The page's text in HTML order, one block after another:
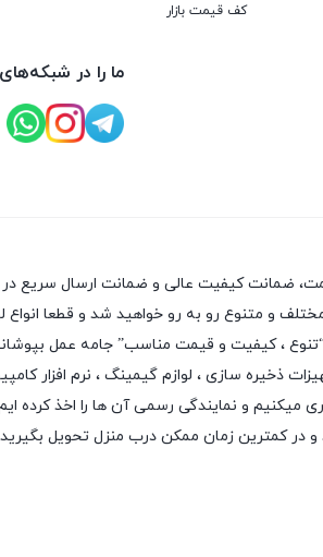
کف قیمت بازار
ما را در
ضمانت کیفیت عالی و ضمانت ارسال سریع در
و متنوع رو به رو خواهید شد و قطعا انواع
، کیفیت و قیمت مناسب” جامه عمل
ذخیره سازی ، لوازم گیمینگ ، نرم افزار
میکنیم و نمایندگی رسمی آن ها را اخذ کرده
در کمترین زمان ممکن درب منزل تحویل